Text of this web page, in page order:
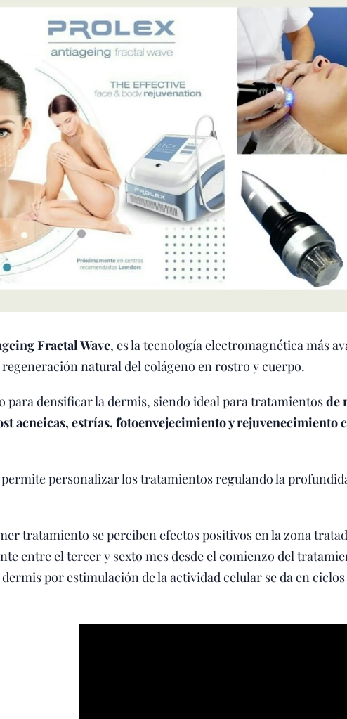
Fractal Wave, es la tecnología electromagnética más
natural del colágeno en rostro y cuerpo.
para densificar la dermis, siendo ideal para tratamientosde
acneicas, estrías, fotoenvejecimiento y rejuvenecimiento
personalizar los tratamientos regulando la
tratamiento se perciben efectos positivos en la zona
entre el tercer y sexto mes desde el comienzo del
por estimulación de la actividad celular se da en ciclos